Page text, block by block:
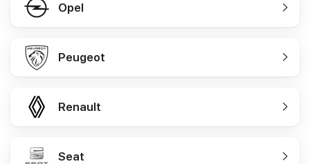
Opel
Peugeot
Renault
Seat